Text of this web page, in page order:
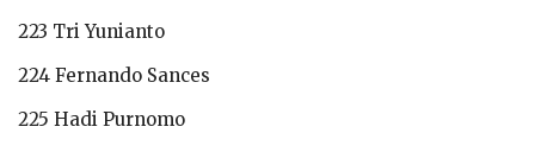
223 Tri Yunianto
224 Fernando Sances
225 Hadi Purnomo